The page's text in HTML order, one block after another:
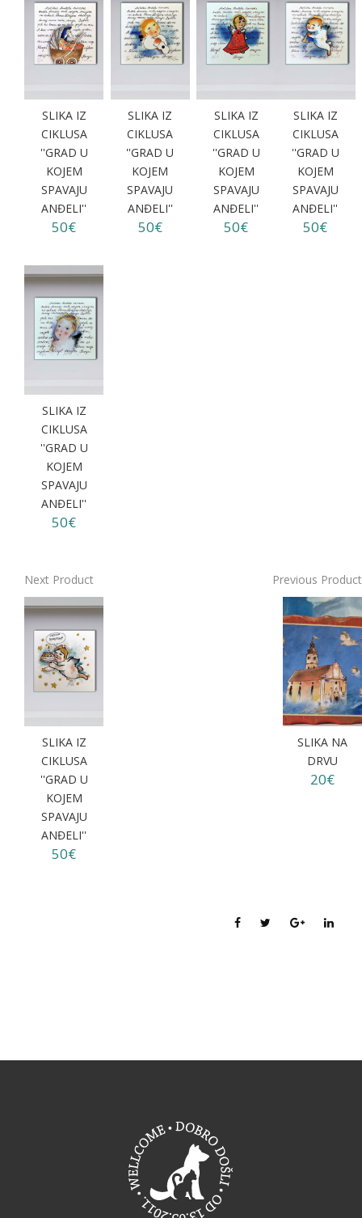
SLIKA IZ
CIKLUSA
''GRAD U
KOJEM
SPAVAJU
ANĐELI''
50€
SLIKA IZ
CIKLUSA
''GRAD U
KOJEM
SPAVAJU
ANĐELI''
50€
SLIKA IZ
CIKLUSA
''GRAD U
KOJEM
SPAVAJU
ANĐELI''
50€
SLIKA IZ
CIKLUSA
''GRAD U
KOJEM
SPAVAJU
ANĐELI''
50€
SLIKA IZ
CIKLUSA
''GRAD U
KOJEM
SPAVAJU
ANĐELI''
50€
Next Product
SLIKA IZ
CIKLUSA
''GRAD U
KOJEM
SPAVAJU
ANĐELI''
50€
Previous Product
SLIKA NA
DRVU
20€